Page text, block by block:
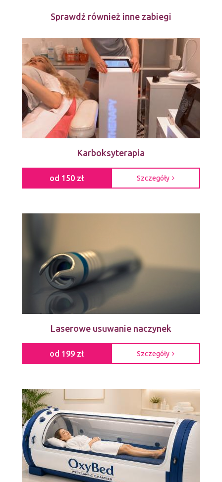
Sprawdź również inne zabiegi
Karboksyterapia
od 150 zł Szczegóły
Laserowe usuwanie naczynek
od 199 zł Szczegóły